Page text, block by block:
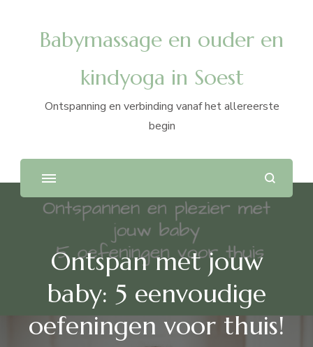
Babymassage en ouder en
kindyoga in Soest
Ontspanning en verbinding vanaf het allereerste
begin
Ontspan met jouw
baby: 5 eenvoudige
oefeningen voor thuis!